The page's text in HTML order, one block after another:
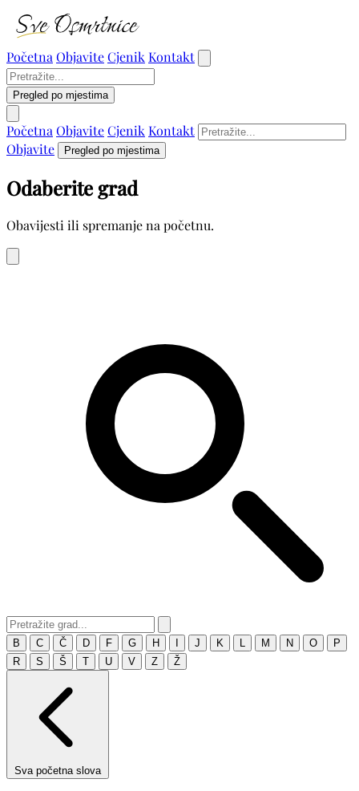
Početna ObjaviteCjenik Kontakt
Pregled po mjestima
Početna ObjaviteCjenik Kontakt
Objavite
Pregled po mjestima
Odaberite grad
Obavijesti ili spremanje na početnu.
B C Č D F G H J K M N O
P
R
S Š T U V Z Ž
Sva početna slova